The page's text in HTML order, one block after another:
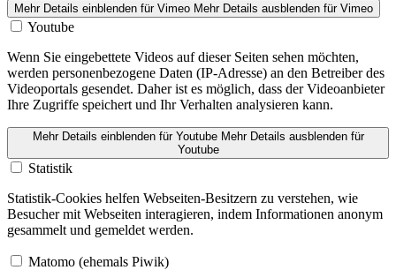
Mehr Details einblenden für Vimeo Mehr Details ausblenden für Vimeo
Youtube
Wenn Sie eingebettete Videos auf dieser Seiten sehen möchten,
werden personen­be­zogene Daten (IP-Adresse) an den Betreiber des
Videoportals gesendet. Daher ist es möglich, dass der Videoan­bieter
Ihre Zugriffe speichert und Ihr Verhalten analysieren kann.
Mehr Details einblendenfür Youtube Mehr Details ausblendenfür
Youtube
Statistik
Statistik-Cookies helfen Webseiten-Besitzern zu verstehen, wie
Besucher mit Webseiten interagieren, indem Informa­tionen anonym
gesammelt und gemeldet werden.
Matomo (ehemals Piwik)